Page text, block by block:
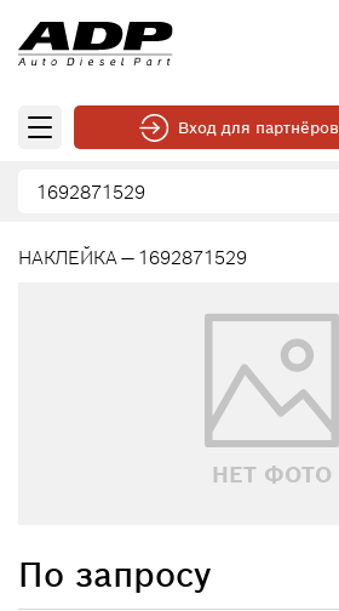
Вход для партнёров
НАКЛЕЙКА — 1692871529
НЕТ ФОТО
По запросу